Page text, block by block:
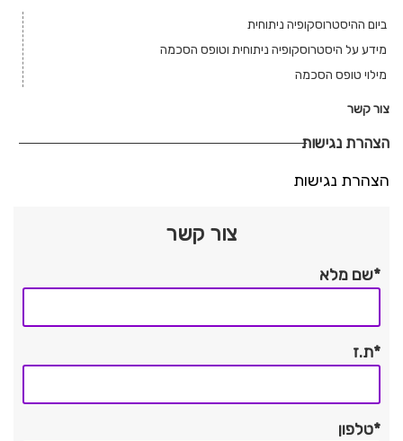
ביום ההיסטרוסקופיה ניתוחית
מידע על היסטרוסקופיה ניתוחית וטופס הסכמה
מילוי טופס הסכמה
צור קשר
הצהרת נגישות
הצהרת נגישות
צור קשר
*שם מלא
*ת.ז
*טלפון